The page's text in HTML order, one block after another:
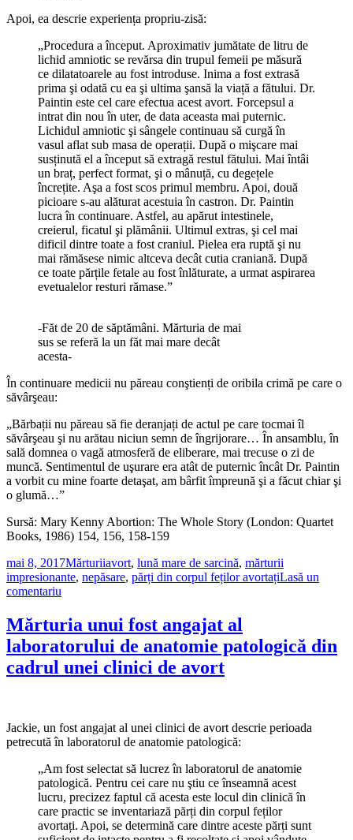
Apoi, ea descrie experiența propriu-zisă:
„Procedura a început. Aproximativ jumătate de litru de
lichid amniotic se revărsa din trupul femeii pe măsură
ce dilatatoarele au fost introduse. Inima a fost extrasă
prima şi odată cu ea şi ultima şansă la viață a fătului. Dr.
Paintin este cel care efectua acest avort. Forcepsul a
intrat din nou în uter, de data aceasta mai puternic.
Lichidul amniotic şi sângele continuau să curgă în
vasul aflat sub masa de operații. După o mişcare mai
susținută el a început să extragă restul fătului. Mai întâi
un braț, perfect format, şi o mânuță, cu degețele
încrețite. Aşa a fost scos primul membru. Apoi, două
picioare s-au alăturat acestuia în castron. Dr. Paintin
lucra în continuare. Astfel, au apărut intestinele,
creierul, ficatul şi plămânii. Ultimul extras, şi cel mai
dificil dintre toate a fost craniul. Pielea era ruptă şi nu
mai rămăsese nimic altceva decât cutia craniană. După
ce toate părțile fetale au fost înlăturate, a urmat aspirarea
evetualelor resturi rămase.”
-Făt de 20 de săptămâni. Mărturia de mai
sus se referă la un făt mai mare decât
acesta-
În continuare medicii nu păreau conştienți de oribila crimă pe care o
săvârşeau:
„Bărbații nu păreau să fie deranjați de actul pe care tocmai îl
săvârşeau şi nu arătau niciun semn de îngrijorare… În ansamblu, în
sală domnea o vagă atmosferă de eliberare, mai trecuse o zi de
muncă. Sentimentul de uşurare era atât de puternic încât Dr. Paintin
a vorbit cu mine foarte detaşat, am bârfit împreună şi a făcut chiar şi
o glumă…”
Sursă: Mary Kenny Abortion: The Whole Story (London: Quartet
Books, 1986) 154, 156, 158-159
Publicat
pe
mai 8, 2017Categorii
MărturiiEtichete
avort, lună mare de sarcină, mărturii
impresionante, nepăsare, părți din corpul feților avortațiLasă un
comentariu
la
un
avort
efectuat
în
sarcină
Mărturia unui fost angajat al
laboratorului de anatomie patologică din
cadrul unei clinici de avort
Jackie, un fost angajat al unei clinici de avort descrie perioada
petrecută în laboratorul de anatomie patologică:
„Am fost selectat să lucrez în laboratorul de anatomie
patologică. Pentru cei care nu ştiu ce înseamnă acest
lucru, precizez faptul că acesta este locul din clinică în
care practic se inventariază părți din corpul feților
avortați. Apoi, se determină care dintre aceste părți sunt